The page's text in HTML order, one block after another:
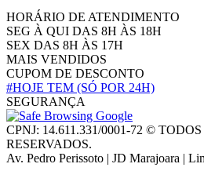
HORÁRIO DE ATENDIMENTO
SEG À QUI DAS 8H ÀS 18H
SEX DAS 8H ÀS 17H
MAIS VENDIDOS
CUPOM DE DESCONTO
#HOJE TEM (SÓ POR 24H)
SEGURANÇA
CPNJ: 14.611.331/0001-72 ©
RESERVADOS.
Av. Pedro Perissoto | JD Marajoara |